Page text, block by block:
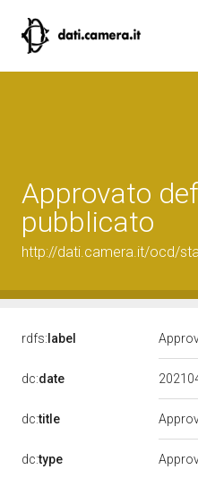
Approvato
pubblicato
http://dati.camera.it/ocd/
rdfs: label
dc:date
dc:title
dc:type